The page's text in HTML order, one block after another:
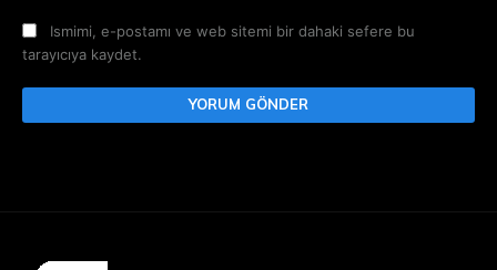
Ismimi, e-postamı ve web sitemi bir dahaki sefere bu
tarayıcıya kaydet.